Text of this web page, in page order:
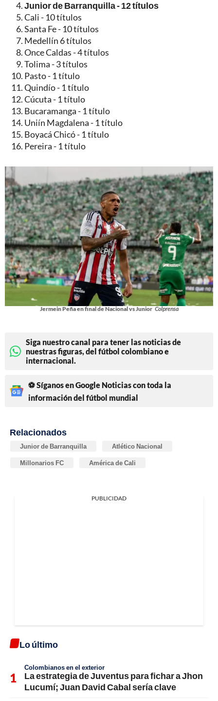
Junior de Barranquilla - 12 títulos
Cali - 10 títulos
Santa Fe - 10 títulos
Medellín 6 títulos
Once Caldas - 4 títulos
Tolima - 3 títulos
Pasto - 1 título
Quindío - 1 título
Cúcuta - 1 título
Bucaramanga - 1 título
Uniín Magdalena - 1 título
Boyacá Chicó - 1 título
Pereira - 1 título
Jermein Peña en final de Nacional vs Junior Colprensa
Siga nuestro canal para tener las noticias de
nuestras figuras, del fútbol colombiano e
internacional.
⚽ Síganos en Google Noticias con toda la
información del fútbol mundial
Relacionados
Junior de Barranquilla Atlético Nacional
Millonarios FC América de Cali
PUBLICIDAD
Lo último
Colombianos en el exterior
La estrategia de Juventus para fichar a Jhon
Lucumí; Juan David Cabal sería clave